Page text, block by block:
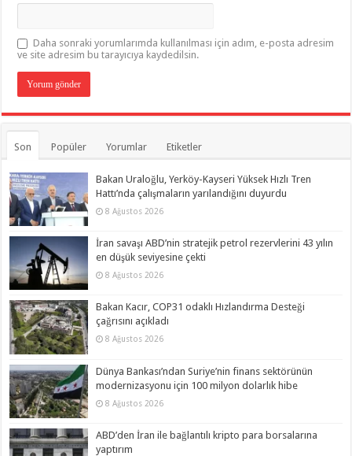
Daha sonraki yorumlarımda kullanılması için adım, e-posta adresim
ve site adresim bu tarayıcıya kaydedilsin.
Son Popüler Yorumlar Etiketler
Bakan Uraloğlu, Yerköy-Kayseri Yüksek Hızlı Tren
Hattı’nda çalışmaların yarılandığını duyurdu
8 Ağustos 2026
İran savaşı ABD’nin stratejik petrol rezervlerini 43 yılın
en düşük seviyesine çekti
8 Ağustos 2026
Bakan Kacır, COP31 odaklı Hızlandırma Desteği
çağrısını açıkladı
8 Ağustos 2026
Dünya Bankası’ndan Suriye’nin finans sektörünün
modernizasyonu için 100 milyon dolarlık hibe
8 Ağustos 2026
ABD’den İran ile bağlantılı kripto para borsalarına
yaptırım